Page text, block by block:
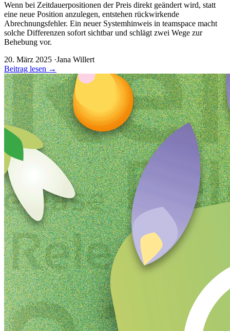
Wenn bei Zeitdauerpositionen der Preis direkt geändert wird, statt
eine neue Position anzulegen, entstehen rückwirkende
Abrechnungsfehler. Ein neuer Systemhinweis in teamspace macht
solche Differenzen sofort sichtbar und schlägt zwei Wege zur
Behebung vor.
20. März 2025 ·Jana Willert
Beitrag lesen →